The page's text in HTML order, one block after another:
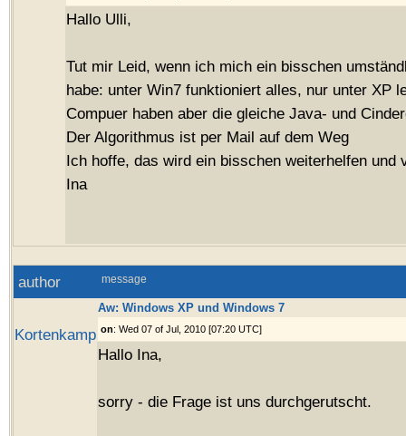
Hallo Ulli,
Tut mir Leid, wenn ich mich ein bisschen
habe: unter Win7 funktioniert alles, nur unter XP
Compuer haben aber die gleiche Java- und
Der Algorithmus ist per Mail auf dem Weg
Ich hoffe, das wird ein bisschen weiterhelfen und
Ina
author message
Kortenkamp
Aw: Windows XP und Windows 7
on: Wed 07 of Jul, 2010 [07:20 UTC]
Hallo Ina,
sorry - die Frage ist uns durchgerutscht.